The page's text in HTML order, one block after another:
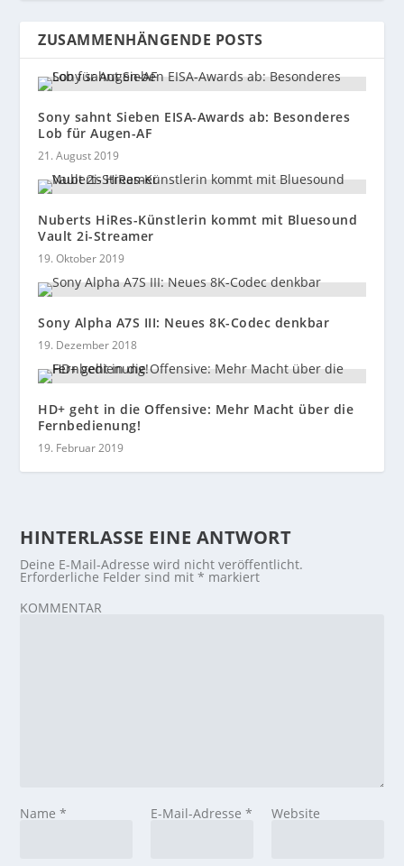
ZUSAMMENHÄNGENDE POSTS
Sony sahnt Sieben EISA-Awards ab: Besonderes
Lob für Augen-AF
21. August 2019
Nuberts HiRes-Künstlerin kommt mit Bluesound
Vault 2i-Streamer
19. Oktober 2019
Sony Alpha A7S III: Neues 8K-Codec denkbar
19. Dezember 2018
HD+ geht in die Offensive: Mehr Macht über die
Fernbedienung!
19. Februar 2019
HINTERLASSE EINE ANTWORT
Deine E-Mail-Adresse wird nicht veröffentlicht.
Erforderliche Felder sind mit* markiert
KOMMENTAR
Name* E-Mail-Adresse * Website